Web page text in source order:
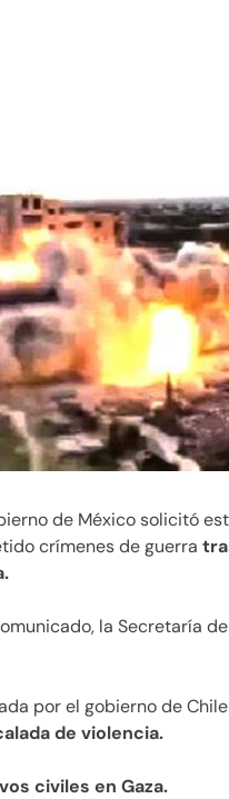
de México solicitó
crímenes de guerra
la Secretaría
por el gobierno de Chile
de violencia.
civiles en Gaza.